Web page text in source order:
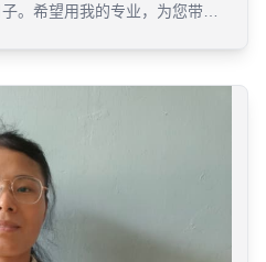
。希望用我的专业，为您带来